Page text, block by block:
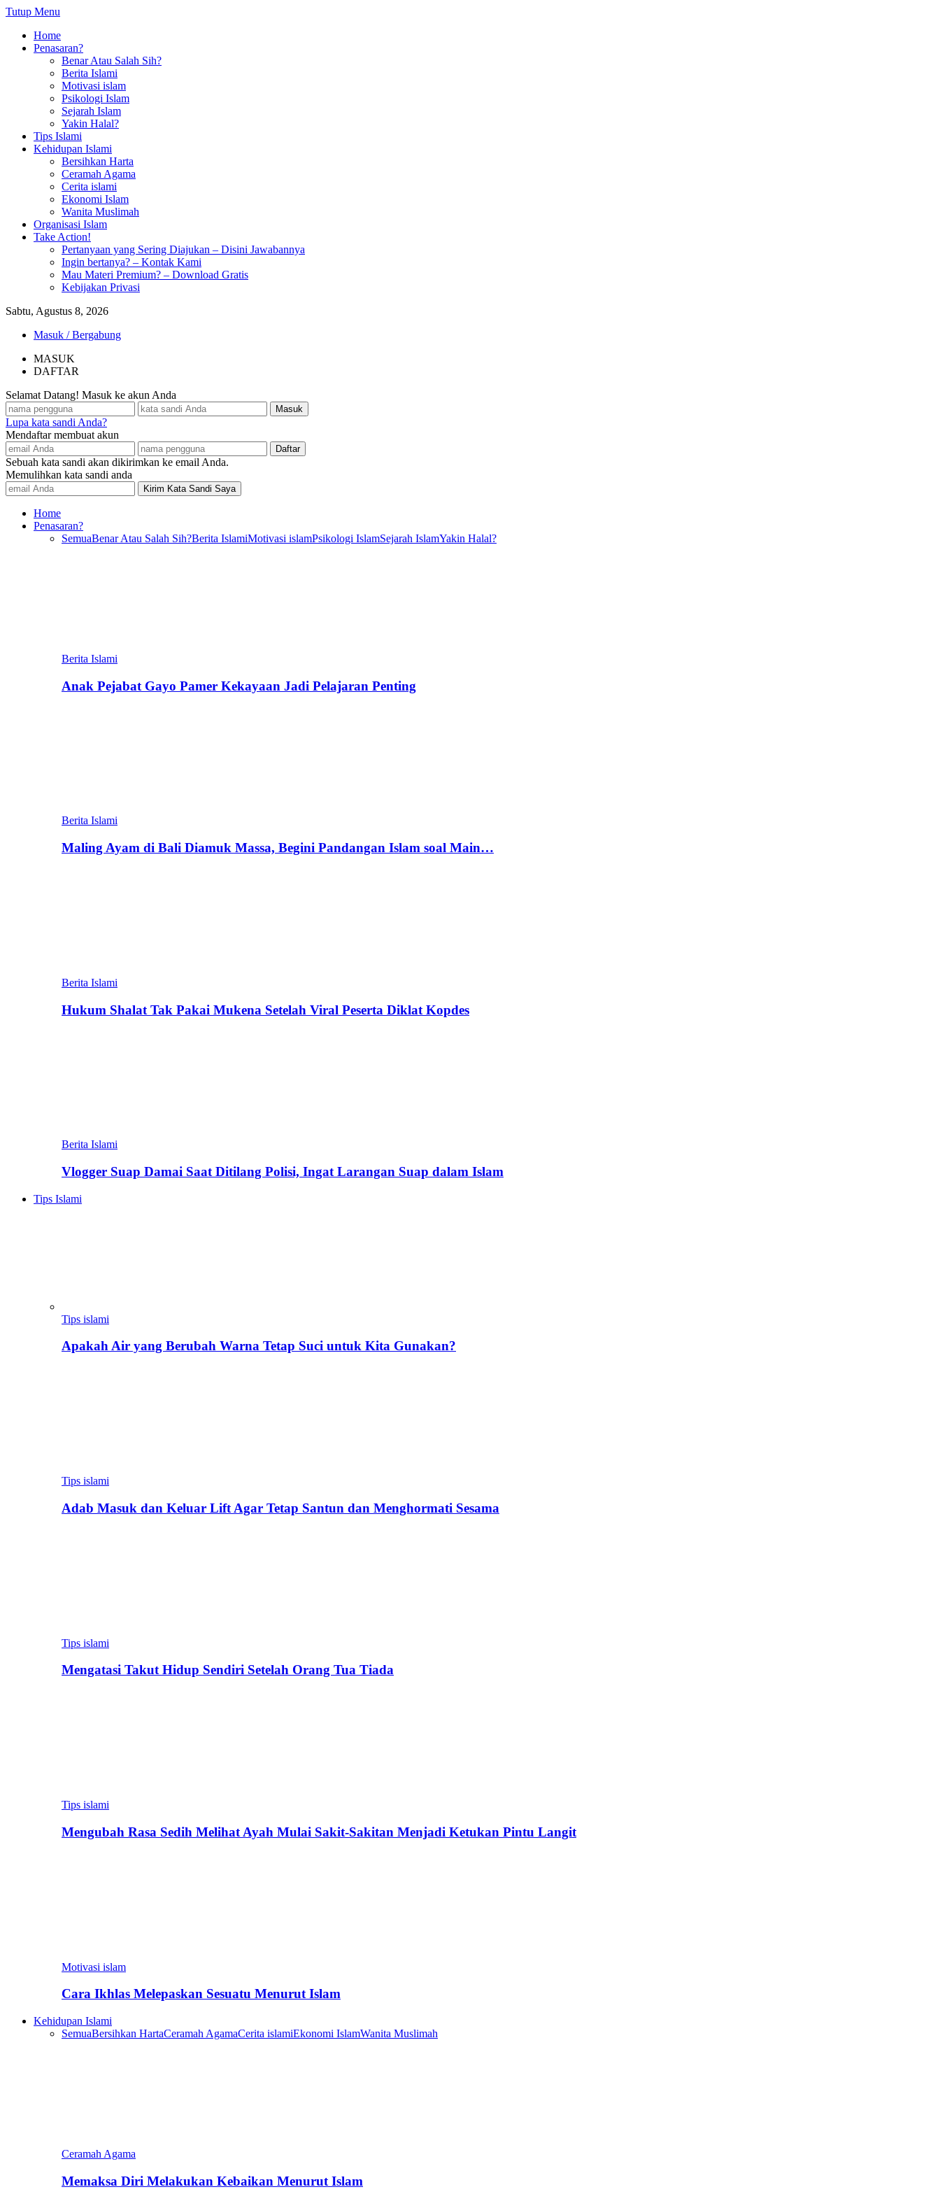
Tutup Menu
Home
Penasaran?
Benar Atau Salah Sih?
Berita Islami
Motivasi islam
Psikologi Islam
Sejarah Islam
Yakin Halal?
Tips Islami
Kehidupan Islami
Bersihkan Harta
Ceramah Agama
Cerita islami
Ekonomi Islam
Wanita Muslimah
Organisasi Islam
Take Action!
Pertanyaan yang Sering Diajukan – Disini Jawabannya
Ingin bertanya? – Kontak Kami
Mau Materi Premium? – Download Gratis
Kebijakan Privasi
Sabtu, Agustus 8, 2026
Masuk / Bergabung
MASUK
DAFTAR
Selamat Datang! Masuk ke akun Anda
Lupa kata sandi Anda?
Mendaftar membuat akun
Sebuah kata sandi akan dikirimkan ke email Anda.
Memulihkan kata sandi anda
Home
Penasaran?
SemuaBenar Atau Salah Sih?Berita IslamiMotivasi islamPsikologi IslamSejarah IslamYakin Halal?
Berita Islami
Anak Pejabat Gayo Pamer Kekayaan Jadi Pelajaran Penting
Berita Islami
Maling Ayam di Bali Diamuk Massa, Begini Pandangan Islam soal Main…
Berita Islami
Hukum Shalat Tak Pakai Mukena Setelah Viral Peserta Diklat Kopdes
Berita Islami
Vlogger Suap Damai Saat Ditilang Polisi, Ingat Larangan Suap dalam Islam
Tips Islami
Tips islami
Apakah Air yang Berubah Warna Tetap Suci untuk Kita Gunakan?
Tips islami
Adab Masuk dan Keluar Lift Agar Tetap Santun dan Menghormati Sesama
Tips islami
Mengatasi Takut Hidup Sendiri Setelah Orang Tua Tiada
Tips islami
Mengubah Rasa Sedih Melihat Ayah Mulai Sakit-Sakitan Menjadi Ketukan Pintu Langit
Motivasi islam
Cara Ikhlas Melepaskan Sesuatu Menurut Islam
Kehidupan Islami
SemuaBersihkan HartaCeramah AgamaCerita islamiEkonomi IslamWanita Muslimah
Ceramah Agama
Memaksa Diri Melakukan Kebaikan Menurut Islam